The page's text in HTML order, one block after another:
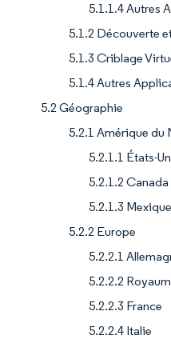
5.1.1.4 Autres
5.1.2 Découverte
5.1.3 Criblage
5.1.4 Autres
5.2 Géographie
5.2.1 Amérique du
5.2.1.1 États-
5.2.1.2 Canada
5.2.1.3 Mexique
5.2.2 Europe
5.2.2.1
5.2.2.2
5.2.2.3 France
5.2.2.4 Italie